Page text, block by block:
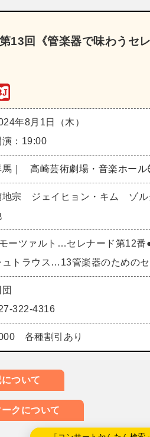
13回《管楽器で味わうセ
年8月1日（木）
演：19:00
｜ 高崎芸術劇場・音楽ホール
地宗 ジェイヒョン・キム ゾ
ーツァルト…セレナード第12番
ュトラウス…13管楽器のための
団
322-4316
各種割引あり
ついて
クについて